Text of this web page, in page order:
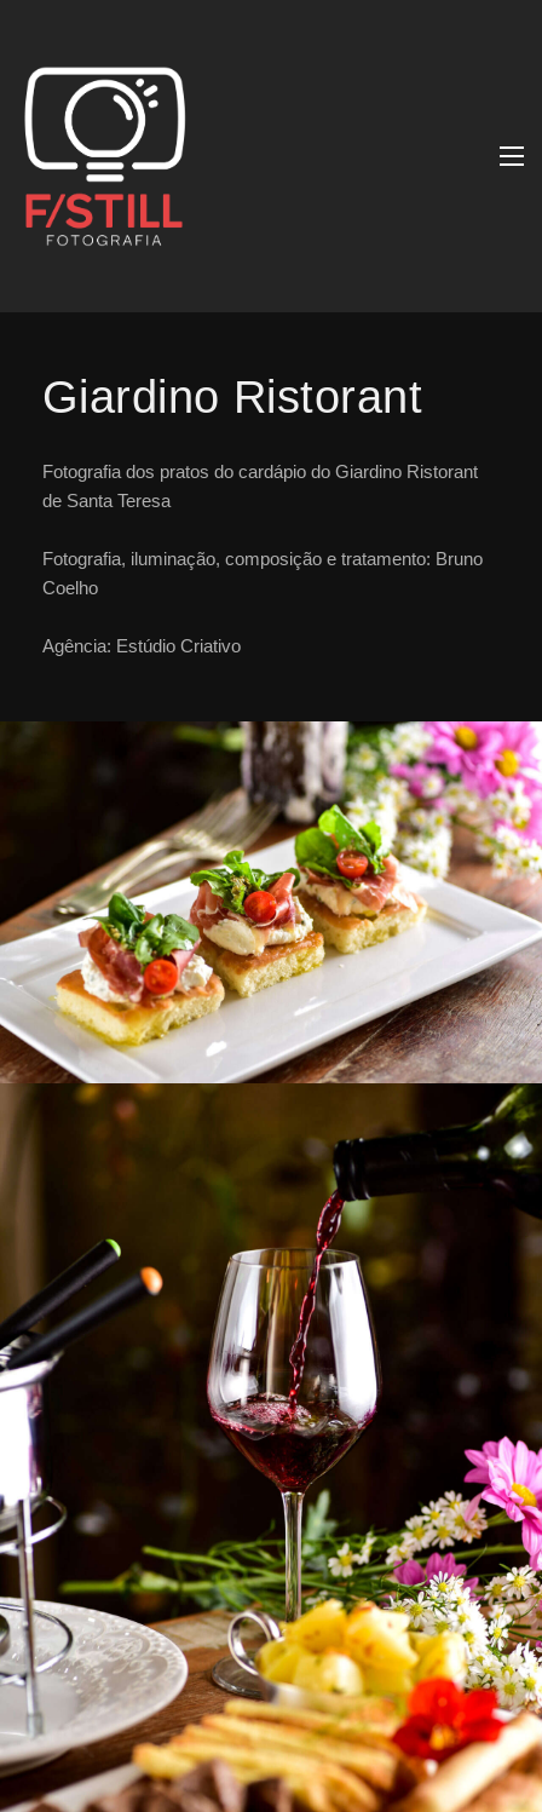
Giardino Ristorant
Fotografia dos pratos do cardápio do Giardino Ristorant
de Santa Teresa
Fotografia, iluminação, composição e tratamento: Bruno
Coelho
Agência: Estúdio Criativo